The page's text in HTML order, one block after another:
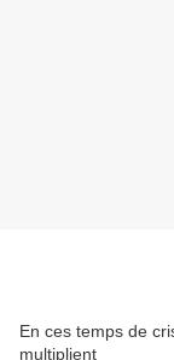
En ces temps de
multiplient